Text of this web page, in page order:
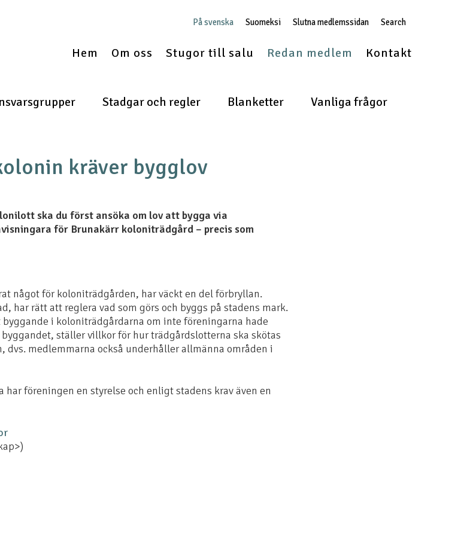
På svenska Suomeksi Slutna medlemssidan Search
Hem Om oss Stugor till salu Redan medlem Kontakt
Stadgar och regler Blanketter Vanliga frågor
kräver bygglov
ska du först ansöka om lov att bygga via
för Brunakärr koloniträdgård – precis som
något för koloniträdgården, har väckt en del förbryllan.
har rätt att reglera vad som görs och byggs på stadens mark.
i koloniträdgårdarna om inte föreningarna hade
ställer villkor för hur trädgårdslotterna ska skötas
dvs. medlemmarna också underhåller allmänna områden i
föreningen en styrelse och enligt stadens krav även en